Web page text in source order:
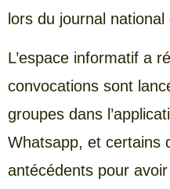
lors du journal national
L’espace informatif a
convocations sont
groupes dans
Whatsapp, et certains
antécédents pour